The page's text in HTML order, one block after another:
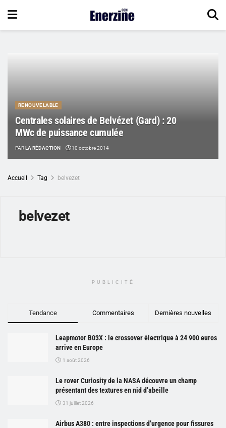
RENOUVELABLE
Centrales solaires de Belvézet (Gard) : 20
MWc de puissance cumulée
PARLA RÉDACTION 10 octobre 2014
Accueil Tag belvezet
belvezet
PUBLICITÉ
Tendance Commentaires Dernières nouvelles
Leapmotor B03X : le crossover électrique à 24 900 euros
arrive en Europe
1 août 2026
Le rover Curiosity de la NASA découvre un champ
présentant des textures en nid d’abeille
31 juillet 2026
Airbus A380 : entre inspections d’urgence pour fissures